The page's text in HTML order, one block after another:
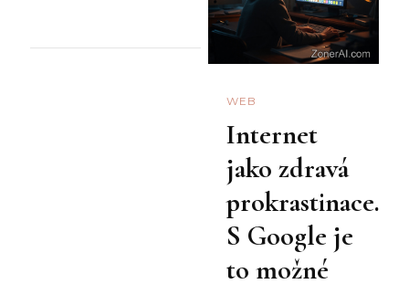
WEB
Internet
jako zdravá
prokrastinace.
S Google je
to možné